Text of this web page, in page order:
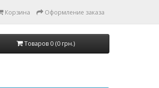
Корзина Оформление заказа
Товаров 0 (0 грн.)